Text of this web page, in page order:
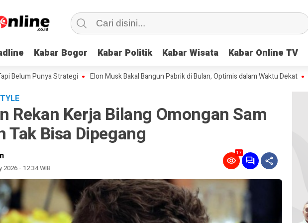
Kabar Bogor Kabar Politik Kabar Wisata Kabar Online TV
Kabar Bogor Kabar Politik Kabar Wisata Kabar Online TV
Strategi Elon Musk Bakal Bangun Pabrik di Bulan, Optimis dalam Waktu Dekat Tokek
Rekan Kerja Bilang Omongan Sam
Tak Bisa Dipegang
2026 - 12:34 WIB
17